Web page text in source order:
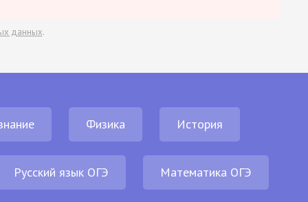
данных.
Физика История
Русский язык ОГЭ Математика ОГЭ